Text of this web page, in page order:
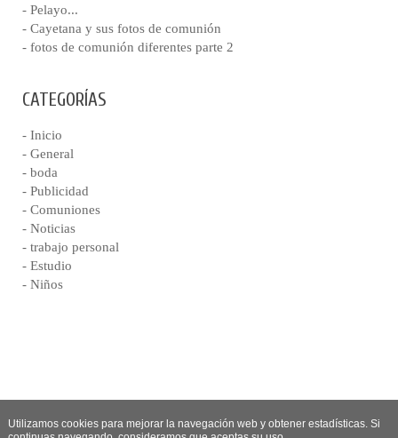
- Pelayo...
- Cayetana y sus fotos de comunión
- fotos de comunión diferentes parte 2
CATEGORÍAS
- Inicio
- General
- boda
- Publicidad
- Comuniones
- Noticias
- trabajo personal
- Estudio
- Niños
Utilizamos cookies para mejorar la navegación web y obtener estadísticas. Si